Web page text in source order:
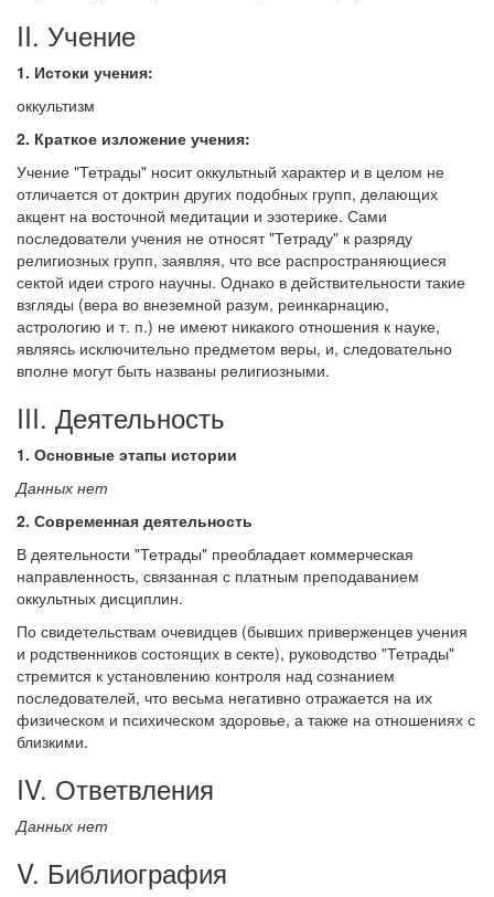
II. Учение
1. Истоки учения:
оккультизм
2. Краткое изложение учения:
Учение "Тетрады" носит оккультный характер и в целом не
отличается от доктрин других подобных групп, делающих
акцент на восточной медитации и эзотерике. Сами
последователи учения не относят "Тетраду" к разряду
религиозных групп, заявляя, что все распространяющиеся
сектой идеи строго научны. Однако в действительности такие
взгляды (вера во внеземной разум, реинкарнацию,
астрологию и т. п.) не имеют никакого отношения к науке,
являясь исключительно предметом веры, и, следовательно
вполне могут быть названы религиозными.
III. Деятельность
1. Основные этапы истории
Данных нет
2. Современная деятельность
В деятельности "Тетрады" преобладает коммерческая
направленность, связанная с платным преподаванием
оккультных дисциплин.
По свидетельствам очевидцев (бывших приверженцев учения
и родственников состоящих в секте), руководство "Тетрады"
стремится к установлению контроля над сознанием
последователей, что весьма негативно отражается на их
физическом и психическом здоровье, а также на отношениях с
близкими.
IV. Ответвления
Данных нет
V. Библиография